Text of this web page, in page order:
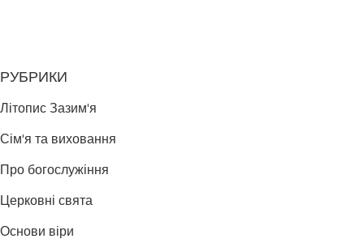
РУБРИКИ
Літопис Зазим'я
Сім'я та виховання
Про богослужіння
Церковні свята
Основи віри